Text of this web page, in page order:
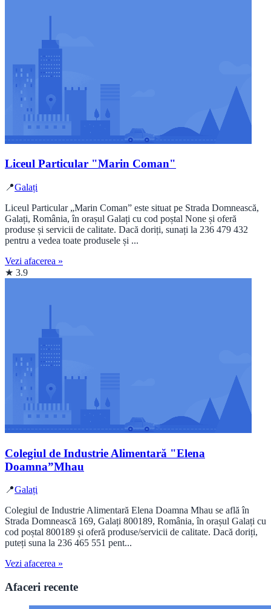
Liceul Particular "Marin Coman"
📍Galați
Liceul Particular „Marin Coman” este situat pe Strada Domnească,
Galați, România, în orașul Galați cu cod poștal None și oferă
produse și servicii de calitate. Dacă doriți, sunați la 236 479 432
pentru a vedea toate produsele și ...
Vezi afacerea »
★ 3.9
Colegiul de Industrie Alimentară "Elena
Doamna”Mhau
📍Galați
Colegiul de Industrie Alimentară Elena Doamna Mhau se află în
Strada Domnească 169, Galați 800189, România, în orașul Galați cu
cod poștal 800189 și oferă produse/servicii de calitate. Dacă doriți,
puteți suna la 236 465 551 pent...
Vezi afacerea »
Afaceri recente